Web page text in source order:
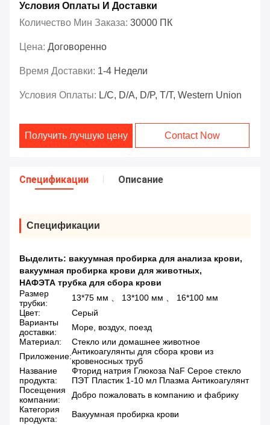
Условия Оплаты И Доставки
Количество Мин Заказа: 30000 ПК
Цена: Договоренно
Время Доставки: 1-4 Недели
Условия Оплаты: L/C, D/A, D/P, T/T, Western Union
Получить лучшую цену Contact Now
Спецификации Описание
Спецификации
Выделить: вакуумная пробирка для анализа крови,
вакуумная пробирка крови для животных,
НАФЭТА трубка для сбора крови
Размер
трубки:
13*75 мм 、 13*100 мм 、 16*100 мм
Цвет:
Серый
Варианты
доставки:
Море, воздух, поезд
Материал:
Стекло или домашнее животное
Приложение:Антикоагулянты для сбора крови из
кровеносных труб
Название
продукта:
Фторид натрия Глюкоза NaF Серое стекло
ПЭТ Пластик 1-10 мл Плазма Антикоагулянт
Посещения
компании:
Добро пожаловать в компанию и фабрику
Категория
продукта:
Вакуумная пробирка крови